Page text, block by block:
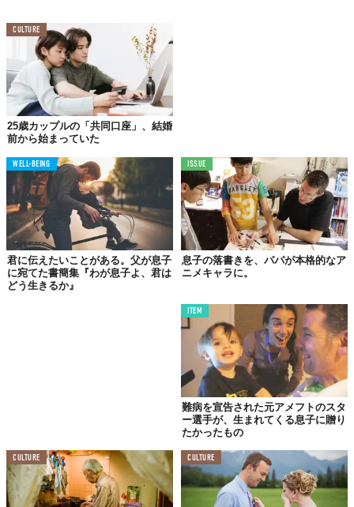
アメリカで大論争に
結婚前の息子と父親の会話。これが、フィクションなのか実際に
どこかの親子の間で交わされたものか、定かではありません。
でも、2015年12月16日、米メディア「Bright Side」のFacebook
に投稿されるや、瞬く間にシェア（現在約98万シェア）されたこ
とは事実。多くの人の耳目を集めることとなりました。その注目
度の高さは、2.5万件を超えるコメント数からも察しがつくでしょ
カ、“ならでは”の反応と言えるのかもしれませんが、寄せられた
コメントの大半は女性からのものでした。
「謝ることで問題に目を向けないのはいかがなものか」「本質か
CULTURE
25歳カップルの「共同口座」、結婚
前から始まっていた
WELL-BEING
君に伝えたいことがある。父が息子
に宛てた書簡集『わが息子よ、君は
どう生きるか』
ISSUE
息子の落書きを、パパが本格的なア
ニメキャラに。
ITEM
難病を宣告された元アメフトのスタ
ー選手が、生まれてくる息子に贈り
たかったもの
CULTURE CULTURE